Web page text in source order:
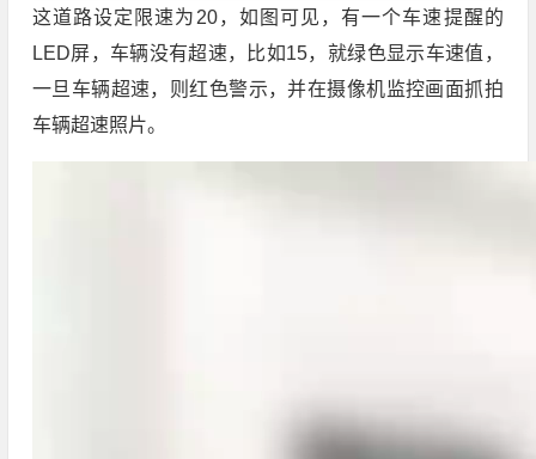
这道路设定限速为20，如图可见，有一个车速提醒的
LED屏，车辆没有超速，比如15，就绿色显示车速值，
一旦车辆超速，则红色警示，并在摄像机监控画面抓拍
车辆超速照片。